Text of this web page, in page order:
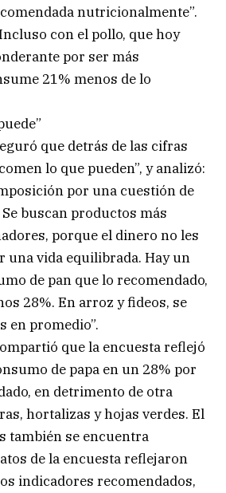
nutricionalmente”.
con el pollo, que hoy
por ser más
21% menos de lo
que detrás de las cifras
lo que pueden”, y analizó:
por una cuestión de
buscan productos más
porque el dinero no les
una vida equilibrada. Hay un
de pan que lo recomendado,
28%. En arroz y fideos, se
en promedio”.
que la encuesta reflejó
de papa en un 28% por
en detrimento de otra
hortalizas y hojas verdes. El
también se encuentra
de la encuesta reflejaron
indicadores recomendados,